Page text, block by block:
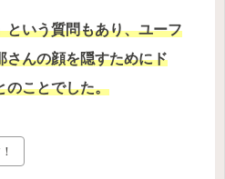
という質問もあり、ユーフ
さんの顔を隠すためにド
のことでした。